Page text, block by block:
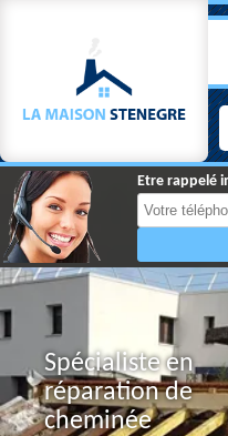
Etre rappelé
Spécialiste en
réparation de
cheminée